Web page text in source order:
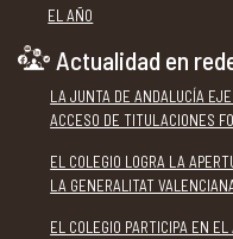
EL AÑO
Actualidad en
LA JUNTA DE ANDALUCÍA
ACCESO DE TITULACIONES
EL COLEGIO LOGRA LA
LA GENERALITAT
EL COLEGIO PARTICIPA EN